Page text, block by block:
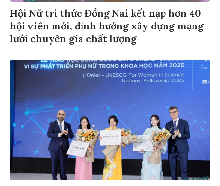
Hội Nữ trí thức Đồng Nai kết nạp hơn 40
hội viên mới, định hướng xây dựng mạng
lưới chuyên gia chất lượng